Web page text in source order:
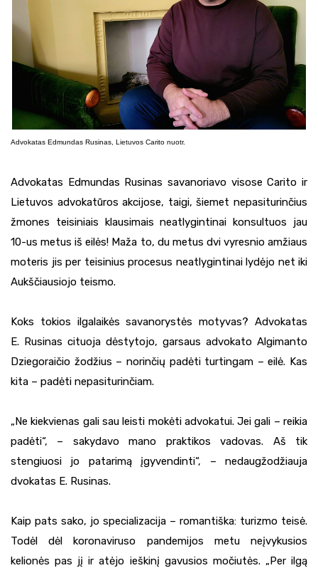
Advokatas Edmundas Rusinas, Lietuvos Carito nuotr.
Advokatas Edmundas Rusinas savanoriavo visose Carito ir
Lietuvos advokatūros akcijose, taigi, šiemet nepasiturinčius
žmones teisiniais klausimais neatlygintinai konsultuos jau
10-us metus iš eilės! Maža to, du metus dvi vyresnio amžiaus
moteris jis per teisinius procesus neatlygintinai lydėjo net iki
Aukščiausiojo teismo.
Koks tokios ilgalaikės savanorystės motyvas? Advokatas
E. Rusinas cituoja dėstytojo, garsaus advokato Algimanto
Dziegoraičio žodžius – norinčių padėti turtingam – eilė. Kas
kita – padėti nepasiturinčiam.
„Ne kiekvienas gali sau leisti mokėti advokatui. Jei gali – reikia
padėti“, – sakydavo mano praktikos vadovas. Aš tik
stengiuosi jo patarimą įgyvendinti“, – nedaugžodžiauja
dvokatas E. Rusinas.
Kaip pats sako, jo specializacija – romantiška: turizmo teisė.
Todėl dėl koronaviruso pandemijos metu neįvykusios
kelionės pas jį ir atėjo ieškinį gavusios močiutės. „Per ilgą